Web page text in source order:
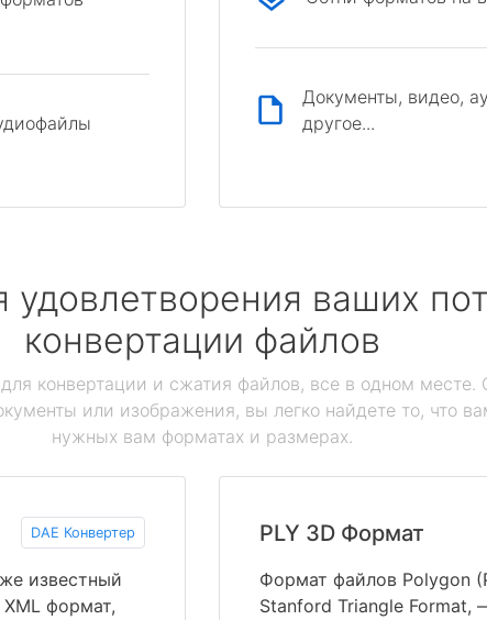
Документы, видео,
другое...
ваших
конвертации файлов
конвертации и сжатия файлов, все в одном месте.
или изображения, вы легко найдете то, что
нужных вам форматах и размерах.
DAE Конвертер
известный
формат,
PLY 3D Формат
Формат файлов Polygon
Stanford Triangle Format,